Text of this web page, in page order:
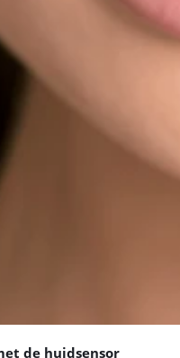
de huidsensor